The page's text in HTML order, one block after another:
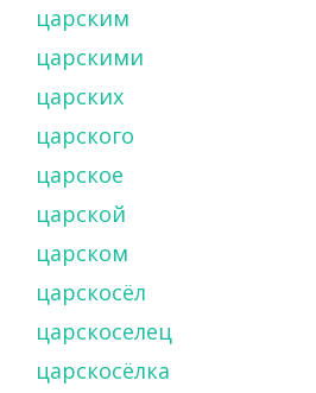
царским
царскими
царских
царского
царское
царской
царском
царскосёл
царскоселец
царскосёлка